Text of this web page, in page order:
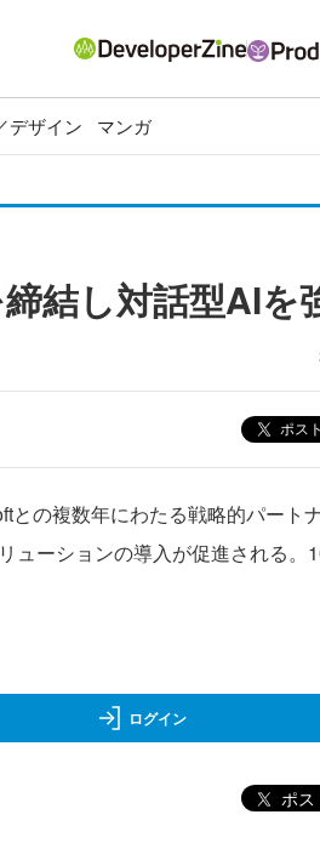
デザイン マンガ
結し対話型AIを
ポスト
の複数年にわたる戦略的パート
ューションの導入が促進される。
ログイン
ポス